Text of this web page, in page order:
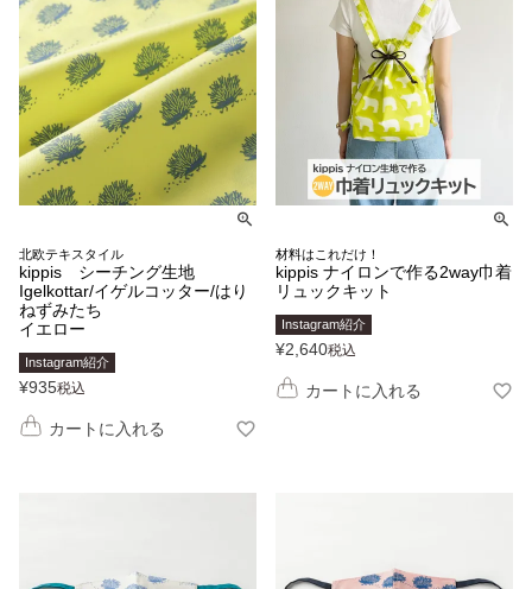
北欧テキスタイル
kippis シーチング生地
Igelkottar/イゲルコッター/はり
ねずみたち
イエロー
Instagram紹介
¥935税込
カートに入れる
材料はこれだけ！
kippis ナイロンで作る2way巾着
リュックキット
Instagram紹介
¥2,640税込
カートに入れる